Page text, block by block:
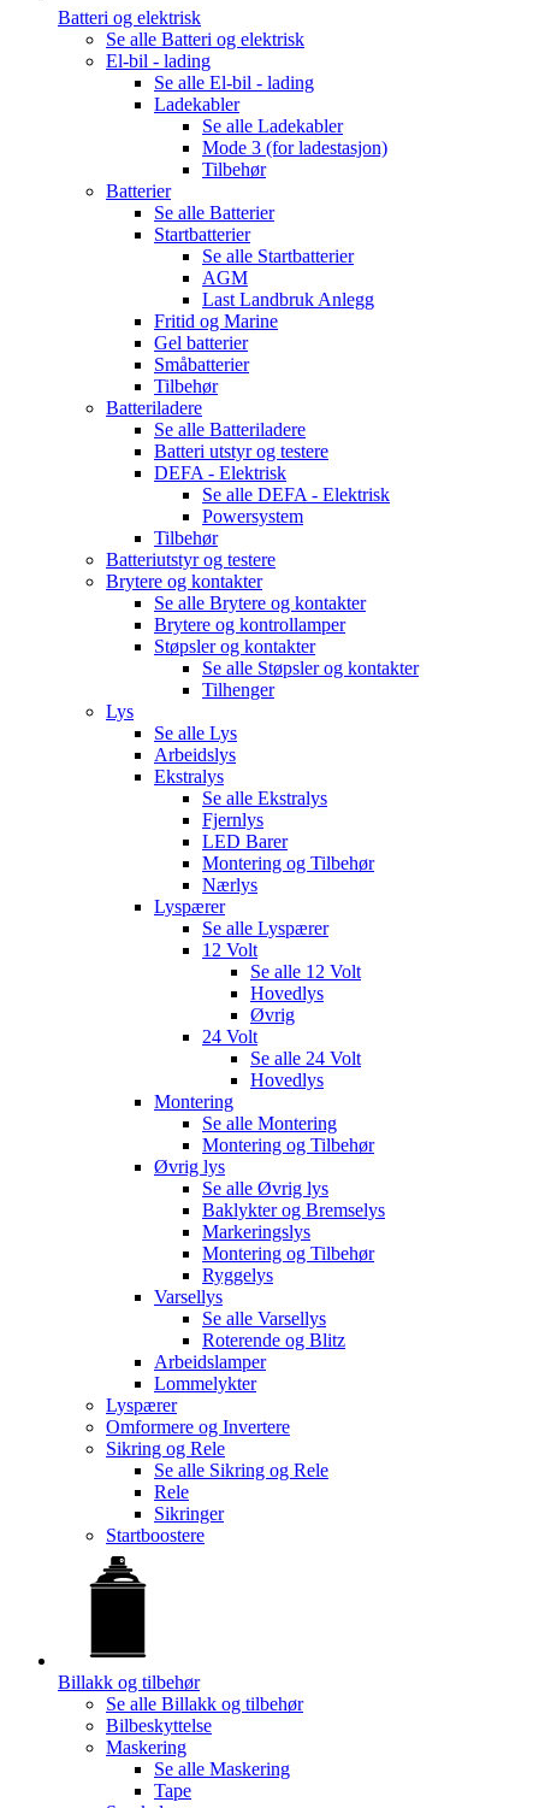
Batteri og elektrisk
Se alle Batteri og elektrisk
El-bil - lading
Se alle El-bil - lading
Ladekabler
Se alle Ladekabler
Mode 3 (for ladestasjon)
Tilbehør
Batterier
Se alle Batterier
Startbatterier
Se alle Startbatterier
AGM
Last Landbruk Anlegg
Fritid og Marine
Gel batterier
Småbatterier
Tilbehør
Batteriladere
Se alle Batteriladere
Batteri utstyr og testere
DEFA - Elektrisk
Se alle DEFA - Elektrisk
Powersystem
Tilbehør
Batteriutstyr og testere
Brytere og kontakter
Se alle Brytere og kontakter
Brytere og kontrollamper
Støpsler og kontakter
Se alle Støpsler og kontakter
Tilhenger
Lys
Se alle Lys
Arbeidslys
Ekstralys
Se alle Ekstralys
Fjernlys
LED Barer
Montering og Tilbehør
Nærlys
Lyspærer
Se alle Lyspærer
12 Volt
Se alle 12 Volt
Hovedlys
Øvrig
24 Volt
Se alle 24 Volt
Hovedlys
Montering
Se alle Montering
Montering og Tilbehør
Øvrig lys
Se alle Øvrig lys
Baklykter og Bremselys
Markeringslys
Montering og Tilbehør
Ryggelys
Varsellys
Se alle Varsellys
Roterende og Blitz
Arbeidslamper
Lommelykter
Lyspærer
Omformere og Invertere
Sikring og Rele
Se alle Sikring og Rele
Rele
Sikringer
Startboostere
Billakk og tilbehør
Se alle Billakk og tilbehør
Bilbeskyttelse
Maskering
Se alle Maskering
Tape